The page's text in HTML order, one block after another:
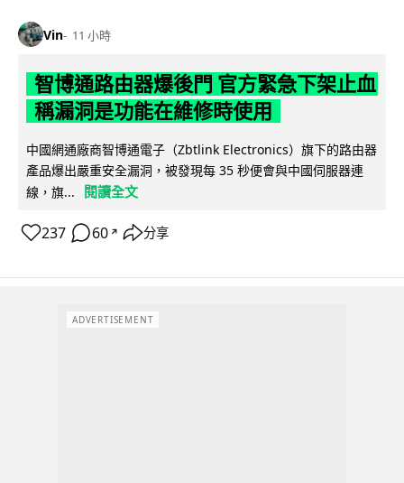
Vin 11 小時
智博通路由器爆後門 官方緊急下架止血
稱漏洞是功能在維修時使用
中國網通廠商智博通電子（Zbtlink Electronics）旗下的路由器
產品爆出嚴重安全漏洞，被發現每 35 秒便會與中國伺服器連
線，旗...
閱讀全文
237 60 ↗ 分享
ADVERTISEMENT